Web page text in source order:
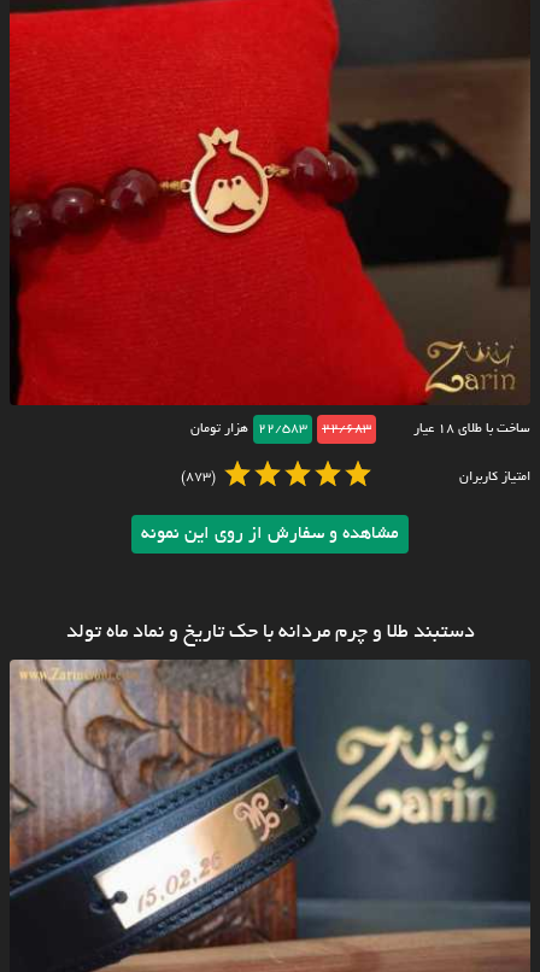
ساخت با طلای ۱۸ عیار 22/683
22/583 هزار تومان
امتیاز کاربران (873)
مشاهده و سفارش از روی این نمونه
دستبند طلا و چرم مردانه با حک تاریخ و نماد ماه تولد